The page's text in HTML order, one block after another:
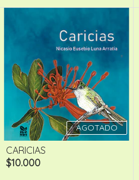
AGOTADO
CARICIAS
$10.000